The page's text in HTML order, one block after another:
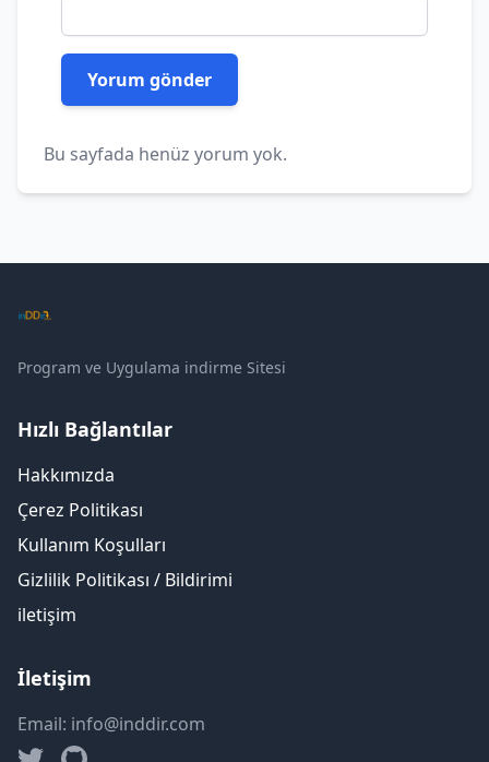
Bu sayfada henüz yorum yok.
Program ve Uygulama indirme Sitesi
Hızlı Bağlantılar
Hakkımızda
Çerez Politikası
Kullanım Koşulları
Gizlilik Politikası / Bildirimi
iletişim
İletişim
Email: info@inddir.com